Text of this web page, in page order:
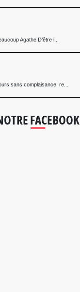
Agathe D’être l...
sans complaisance, re...
FACEBOOK